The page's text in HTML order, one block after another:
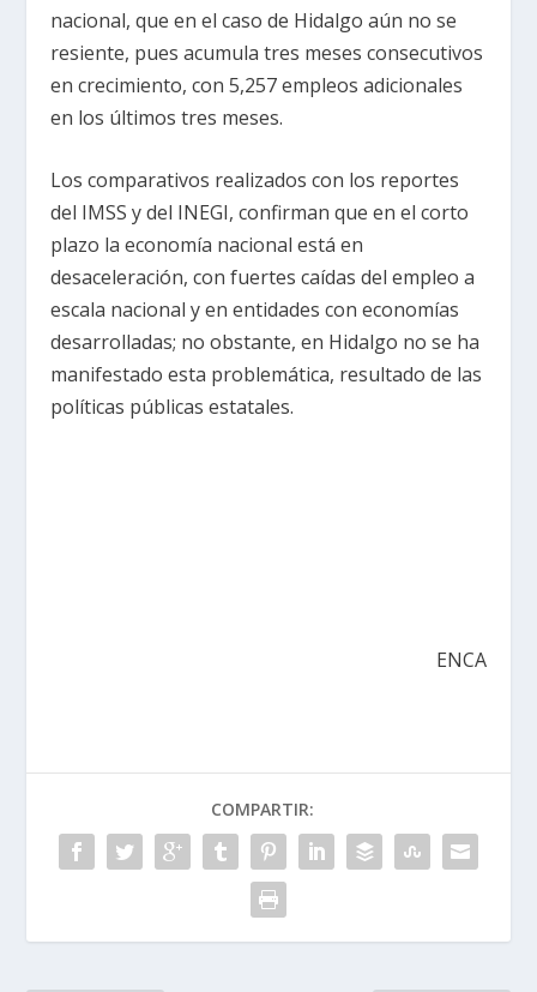
nacional, que en el caso de Hidalgo aún no se
resiente, pues acumula tres meses consecutivos
en crecimiento, con 5,257 empleos adicionales
en los últimos tres meses.
Los comparativos realizados con los reportes
del IMSS y del INEGI, confirman que en el corto
plazo la economía nacional está en
desaceleración, con fuertes caídas del empleo a
escala nacional y en entidades con economías
desarrolladas; no obstante, en Hidalgo no se ha
manifestado esta problemática, resultado de las
políticas públicas estatales.
ENCA
COMPARTIR: